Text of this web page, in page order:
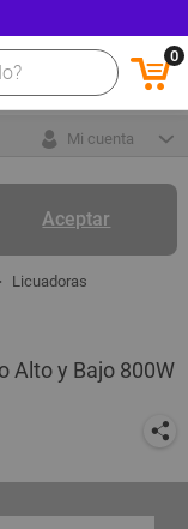
0
Mi cuenta
Aceptar
Licuadoras
Alto y Bajo 800W